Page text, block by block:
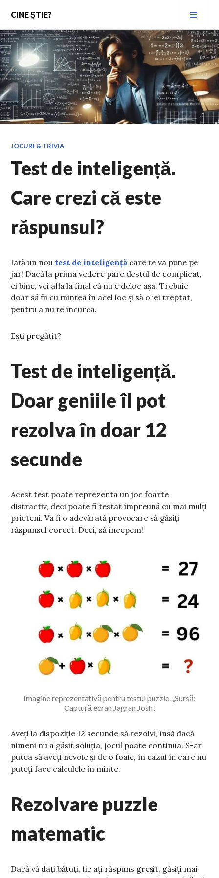
content
CINE ȘTIE?
JOCURI & TRIVIA
Test de inteligență.
Care crezi că este
răspunsul?
Iată un nou test de inteligențăcare te va pune pe
jar! Dacă la prima vedere pare destul de complicat,
ei bine, vei afla la final că nu e deloc așa. Trebuie
doar să fii cu mintea în acel loc și să o iei treptat,
pentru a nu te încurca.
Ești pregătit?
Test de inteligență.
Doar geniile îl pot
rezolva în doar 12
secunde
Acest test poate reprezenta un joc foarte
distractiv, deci poate fi testat împreună cu mai mulți
prieteni. Va fi o adevărată provocare să găsiți
răspunsul corect. Deci, să începem!
Imagine reprezentativă pentru testul puzzle. „Sursă:
Captură ecran Jagran Josh”.
Aveți la dispoziție 12 secunde să rezolvi, însă dacă
nimeni nu a găsit soluția, jocul poate continua. S-ar
putea să aveți nevoie și de o foaie, în cazul în care nu
puteți face calculele în minte.
Rezolvare puzzle
matematic
Dacă vă dați bătuți, fie ați răspuns greșit, găsiți mai